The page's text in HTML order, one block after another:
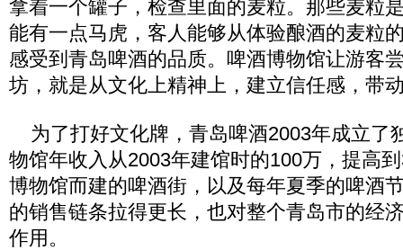
拿着一个罐子，检查里面的麦粒。那些麦粒
能有一点马虎，客人能够从体验酿酒的麦粒
感受到青岛啤酒的品质。啤酒博物馆让游客
坊，就是从文化上精神上，建立信任感，带
为了打好文化牌，青岛啤酒2003年成立了
物馆年收入从2003年建馆时的100万，提高
博物馆而建的啤酒街，以及每年夏季的啤酒
的销售链条拉得更长，也对整个青岛市的经
作用。